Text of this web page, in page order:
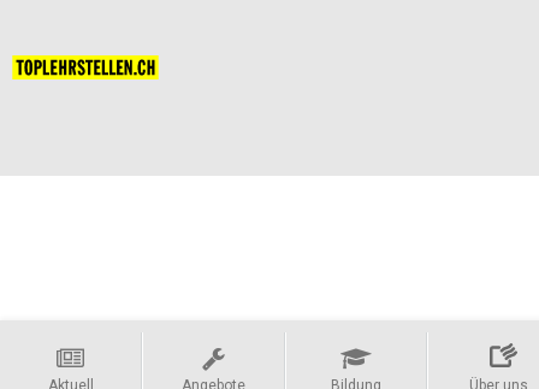
Aktuell Angebote Bildung Über uns